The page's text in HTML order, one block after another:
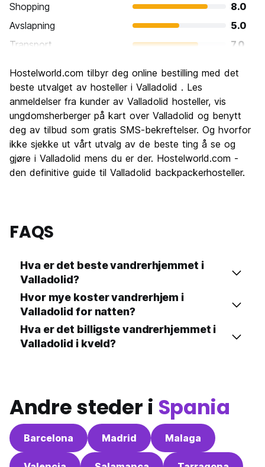
Shopping
8.0
Avslapning
5.0
Transport
7.0
Kultur
Feste
Verdi for pengene
7.0
Hostelworld.com tilbyr deg online bestilling med det
beste utvalget av hosteller i Valladolid . Les
anmeldelser fra kunder av Valladolid hosteller, vis
ungdomsherberger på kart over Valladolid og benytt
deg av tilbud som gratis SMS-bekreftelser. Og hvorfor
ikke sjekke ut vårt utvalg av de beste ting å se og
gjøre i Valladolid mens du er der. Hostelworld.com -
den definitive guide til Valladolid backpackerhosteller.
FAQS
Hva er det beste vandrerhjemmet i
Valladolid?
Hvor mye koster vandrerhjem i
Valladolid for natten?
Hva er det billigste vandrerhjemmet i
Valladolid i kveld?
Andre steder i Spania
Barcelona Madrid Malaga